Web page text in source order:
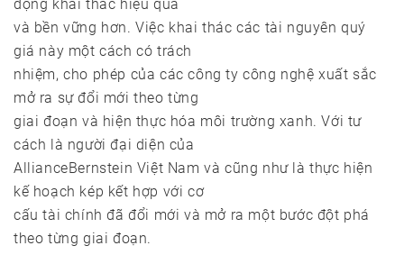
động khai thác hiệu quả
và bền vững hơn. Việc khai thác các tài nguyên quý
giá này một cách có trách
nhiệm, cho phép của các công ty công nghệ xuất sắc
mở ra sự đổi mới theo từng
giai đoạn và hiện thực hóa môi trường xanh. Với tư
cách là người đại diện của
AllianceBernstein Việt Nam và cũng như là thực hiện
kế hoạch kép kết hợp với cơ
cấu tài chính đã đổi mới và mở ra một bước đột phá
theo từng giai đoạn.